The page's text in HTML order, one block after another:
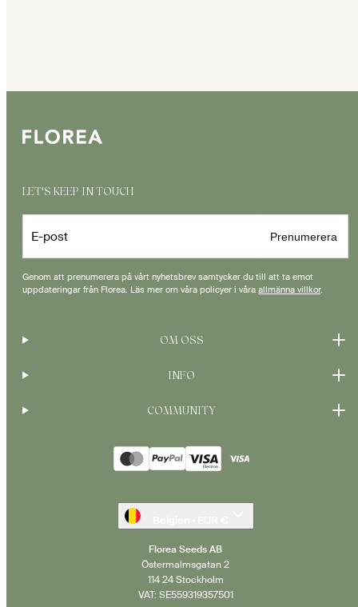
LET'S KEEP IN TOUCH
E-post Prenumerera
Genom att prenumerera på vårt nyhetsbrev samtycker du till att ta emot
uppdateringar från Florea. Läs mer om våra policyer i våra allmänna villkor.
OM OSS
INFO
COMMUNITY
Betalningsmetoder
Florea Seeds AB
Östermalmsgatan 2
114 24 Stockholm
VAT: SE559319357501